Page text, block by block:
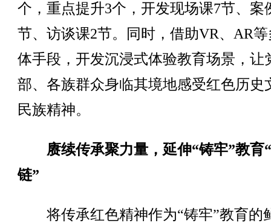
个，重点提升3个，开发现场课7节、案
节、访谈课2节。同时，借助VR、AR
体手段，开发沉浸式体验教育场景，让
部、各族群众身临其境地感受红色历史
民族精神。
赓续传承聚力量，延伸“铸牢”教育
链”
将传承红色精神作为“铸牢”教育的